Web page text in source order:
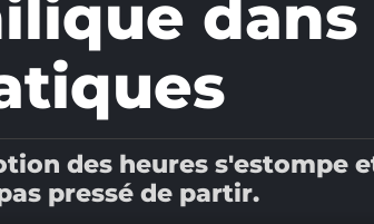
dans
des heures s'estompe
pressé de partir.